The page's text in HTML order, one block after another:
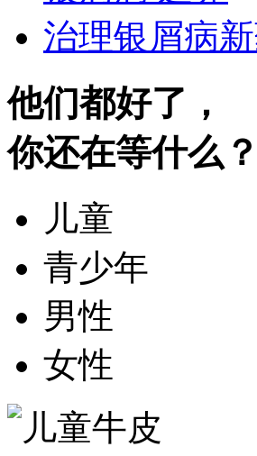
治理银屑病
他们都好了，
你还在等什么？
儿童
青少年
男性
女性